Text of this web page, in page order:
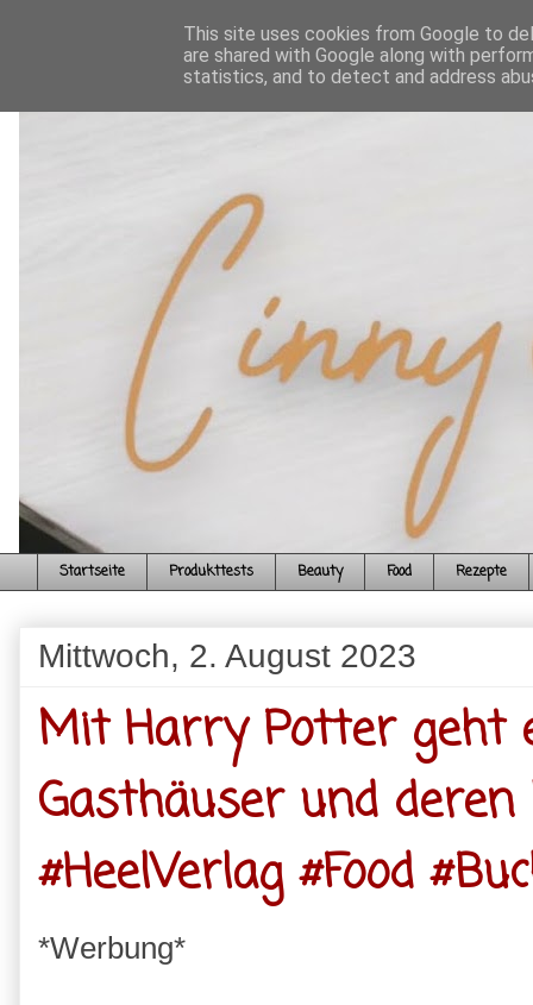
Startseite Produkttests Beauty Food Rezepte
Mittwoch, 2. August 2023
Mit Harry Potter geht
Gasthäuser und deren
#HeelVerlag #Food
*Werbung*
This site uses cookies from Google to
are shared with Google along with
statistics, and to detect and address